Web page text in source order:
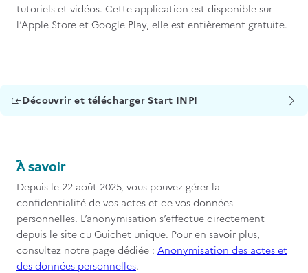
tutoriels et vidéos. Cette application est disponible sur
l’Apple Store et Google Play, elle est entièrement gratuite.
Découvrir et télécharger Start INPI
Titre
À savoir
Contenu
Depuis le 22 août 2025, vous pouvez gérer la
confidentialité de vos actes et de vos données
personnelles. L’anonymisation s’effectue directement
depuis le site du Guichet unique. Pour en savoir plus,
consultez notre page dédiée : Anonymisation des actes et
des données personnelles.